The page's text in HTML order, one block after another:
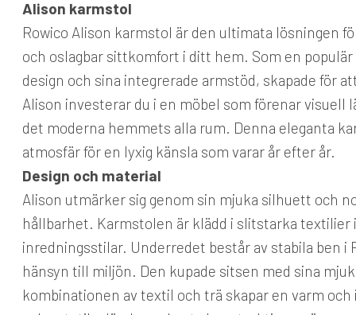
Alison karmstol
Rowico Alison karmstol är den ultimata lösningen
och oslagbar sittkomfort i ditt hem. Som en
design och sina integrerade armstöd, skapade för
Alison investerar du i en möbel som förenar
det moderna hemmets alla rum. Denna eleganta
atmosfär för en lyxig känsla som varar år efter år.
Design och material
Alison utmärker sig genom sin mjuka silhuett och
hållbarhet. Karmstolen är klädd i slitstarka
inredningsstilar. Underredet består av stabila ben
hänsyn till miljön. Den kupade sitsen med sina
kombinationen av textil och trä skapar en varm